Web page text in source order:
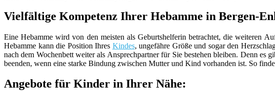
Vielfältige Kompetenz Ihrer Hebamme in Bergen-
Eine Hebamme wird von den meisten als Geburtshelferin betrachtet, die weiteren
Hebamme kann die Position Ihres Kindes, ungefähre Größe und sogar den
nach dem Wochenbett weiter als Ansprechpartner für Sie bestehen bleiben. Denn es
beenden, wenn eine starke Bindung zwischen Mutter und Kind vorhanden ist. So
Angebote für Kinder in Ihrer Nähe: